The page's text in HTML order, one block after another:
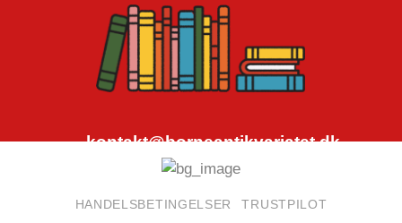
kontakt@borneantikvariatet.dk
HANDELSBETINGELSER TRUSTPILOT